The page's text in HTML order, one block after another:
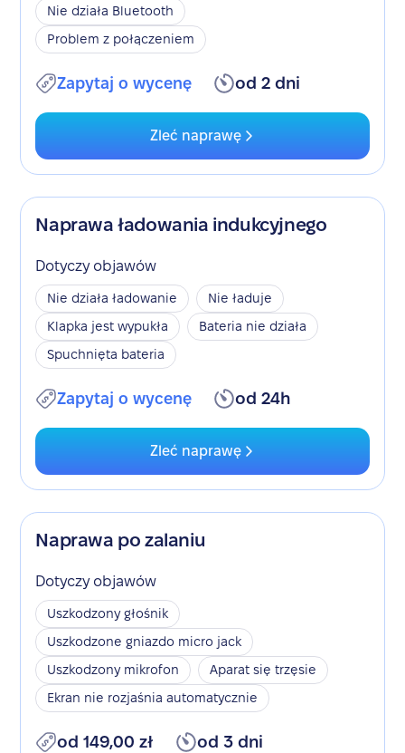
Nie działa Bluetooth
Problem z połączeniem
Zapytaj o wycenę od 2 dni
Zleć naprawę
Naprawa ładowania indukcyjnego
Dotyczy objawów
Nie działa ładowanie
Nie ładuje
Klapka jest wypukła
Bateria nie działa
Spuchnięta bateria
Zapytaj o wycenę od 24h
Zleć naprawę
Naprawa po zalaniu
Dotyczy objawów
Uszkodzony głośnik
Uszkodzone gniazdo micro jack
Uszkodzony mikrofon
Aparat się trzęsie
Ekran nie rozjaśnia automatycznie
od 149,00 zł od 3 dni